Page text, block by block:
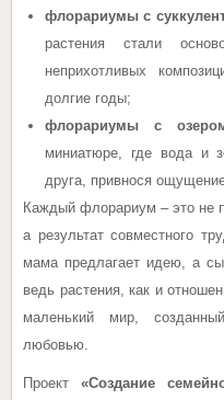
флорариумы с
растения стали
неприхотливых
долгие годы;
флорариумы с
миниатюре, где вода и
друга, привнося
Каждый флорариум – это не
а результат совместного
мама предлагает идею, а
ведь растения, как и
маленький мир,
любовью.
Проект «Создание